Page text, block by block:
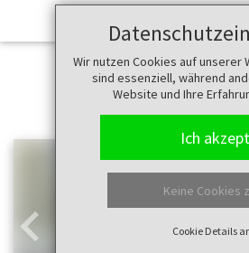
Wir nutzen Cookies auf unserer
sind essenziell, während
Website und Ihre
Ich
Keine Cookies
Cookie Details
Zurück